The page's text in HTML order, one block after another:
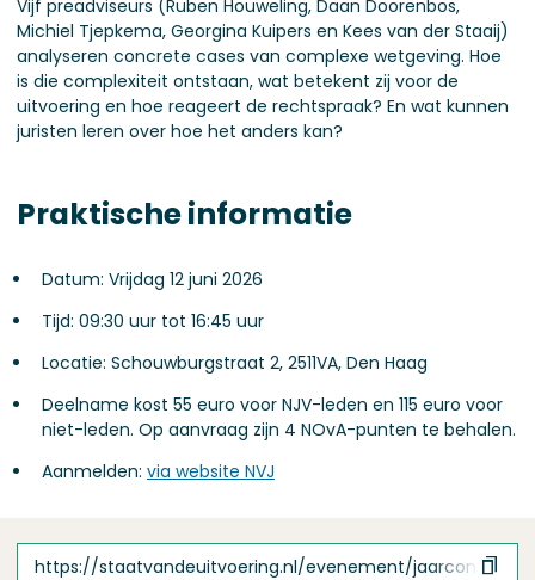
Vijf preadviseurs (Ruben Houweling, Daan Doorenbos,
Michiel Tjepkema, Georgina Kuipers en Kees van der Staaij)
analyseren concrete cases van complexe wetgeving. Hoe
is die complexiteit ontstaan, wat betekent zij voor de
uitvoering en hoe reageert de rechtspraak? En wat kunnen
juristen leren over hoe het anders kan?
Praktische informatie
Datum: Vrijdag 12 juni 2026
Tijd: 09:30 uur tot 16:45 uur
Locatie: Schouwburgstraat 2, 2511VA, Den Haag
Deelname kost 55 euro voor NJV-leden en 115 euro voor
niet-leden. Op aanvraag zijn 4 NOvA-punten te behalen.
Aanmelden: via website NVJ
https://staatvandeuitvoering.nl/evenement/jaarcongres-